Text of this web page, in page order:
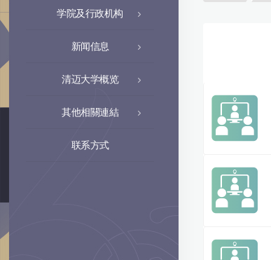
学院及行政机构
新闻信息
清迈大学概览
其他相關連結
联系方式